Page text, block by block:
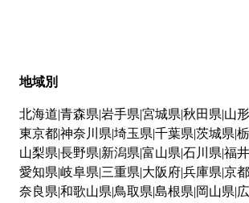
地域別
北海道 青森県 岩手県 宮城県 秋田県 山
東京都神奈川県 埼玉県 千葉県 茨城県
山梨県 長野県 新潟県 富山県 石川県 福
愛知県 岐阜県 三重県 大阪府兵庫県 京
奈良県 和歌山県 鳥取県 島根県 岡山県